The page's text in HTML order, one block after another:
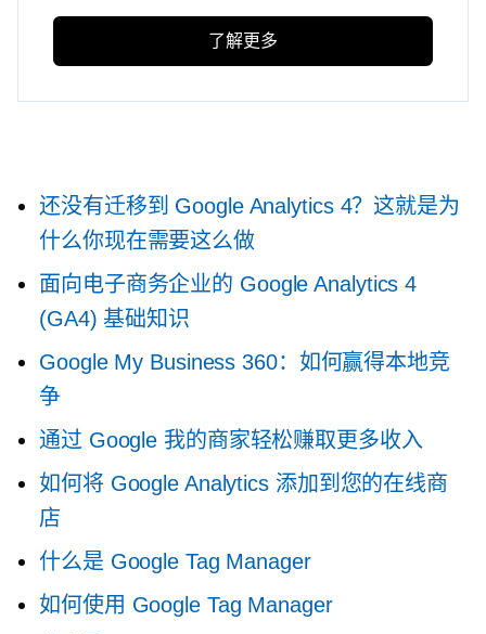
了解更多
还没有迁移到 Google Analytics 4？这就是为
什么你现在需要这么做
面向电子商务企业的 Google Analytics 4
(GA4) 基础知识
Google My Business 360：如何赢得本地竞
争
通过 Google 我的商家轻松赚取更多收入
如何将 Google Analytics 添加到您的在线商
店
什么是 Google Tag Manager
如何使用 Google Tag Manager